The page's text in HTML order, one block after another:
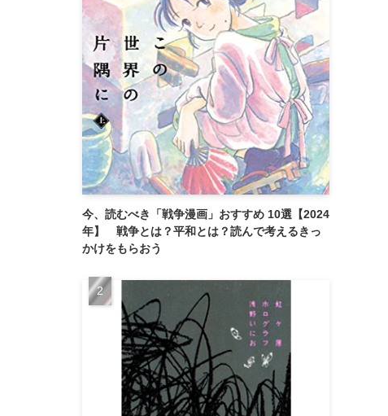
今、読むべき「戦争漫画」おすすめ 10選【2024
年】 戦争とは？平和とは？読んで考えるきっ
かけをもらおう